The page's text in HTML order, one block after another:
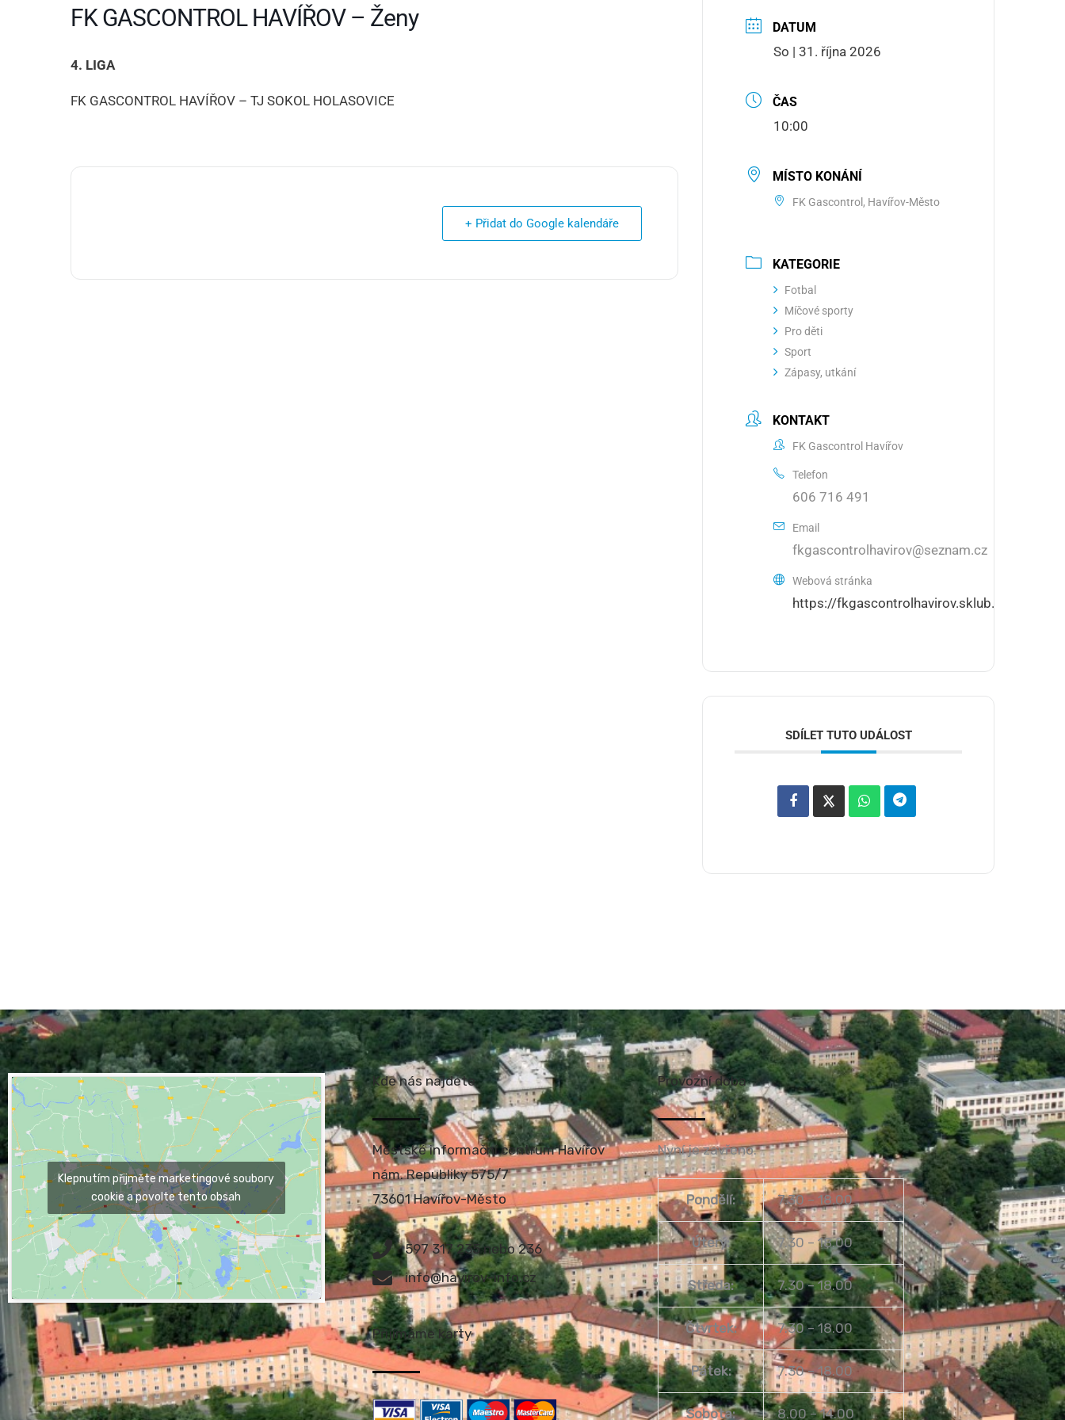
FK GASCONTROL HAVÍŘOV – Ženy
4. LIGA
FK GASCONTROL HAVÍŘOV – TJ SOKOL HOLASOVICE
+ Přidat do Google kalendáře
DATUM
So | 31. října 2026
ČAS
10:00
MÍSTO KONÁNÍ
FK Gascontrol, Havířov-Město
KATEGORIE
Fotbal
Míčové sporty
Pro děti
Sport
Zápasy, utkání
KONTAKT
FK Gascontrol Havířov
Telefon
606 716 491
Email
fkgascontrolhavirov@seznam.cz
Webová stránka
https://fkgascontrolhavirov.sklub.cz/
SDÍLET TUTO UDÁLOST
Klepnutím přijměte marketingové soubory
cookie a povolte tento obsah
Kde nás najdete
Městské informační centrum Havířov
nám. Republiky 575/7
73601 Havířov-Město
597 317 235 nebo 236
info@havirov-info.cz
Přijímáme karty
Provozní doba
Nyní je zavřeno.
Pondělí: 7.30 – 18.00
Úterý: 7.30 – 18.00
Středa: 7.30 – 18.00
Čtvrtek: 7.30 – 18.00
Pátek: 7.30 – 18.00
Sobota: 8.00 – 14.00